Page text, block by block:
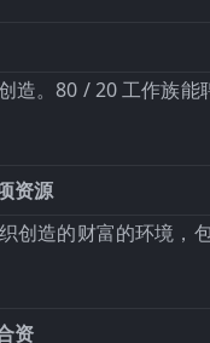
造。80 / 20 工作族
资源
创造的财富的环境
资